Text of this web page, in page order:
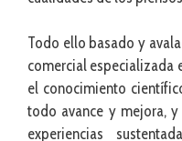
Todo ello basado y
comercial especializada
el conocimiento
todo avance y mejora, y
experiencias